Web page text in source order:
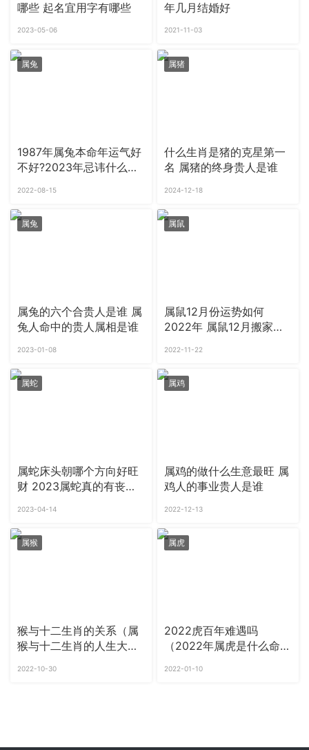
哪些 起名宜用字有哪些
2023-05-06
年几月结婚好
2021-11-03
属兔
1987年属兔本命年运气好
不好?2023年忌讳什么颜
2022-08-15
属猪
什么生肖是猪的克星第一
名 属猪的终身贵人是谁
2024-12-18
属兔
属兔的六个合贵人是谁 属
兔人命中的贵人属相是谁
2023-01-08
属鼠
属鼠12月份运势如何
2022年 属鼠12月搬家吉
2022-11-22
属蛇
属蛇床头朝哪个方向好旺
财 2023属蛇真的有丧门
2023-04-14
属鸡
属鸡的做什么生意最旺 属
鸡人的事业贵人是谁
2022-12-13
属猴
猴与十二生肖的关系（属
猴与十二生肖的人生大运
2022-10-30
属虎
2022虎百年难遇吗
（2022年属虎是什么命
2022-01-10